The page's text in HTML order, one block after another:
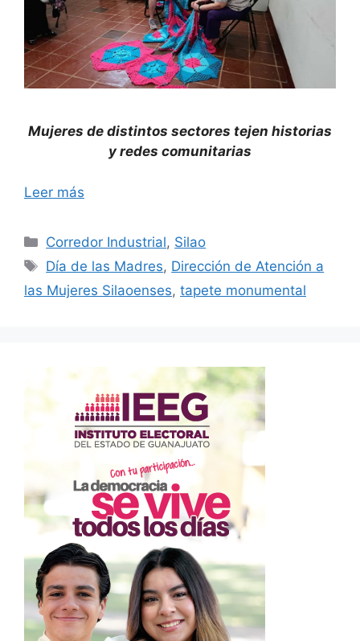
Mujeres de distintos sectores tejen historias
y redes comunitarias
Leer más
Categorías
Corredor Industrial, Silao
Etiquetas
Día de las Madres, Dirección de Atención a
las Mujeres Silaoenses, tapete monumental